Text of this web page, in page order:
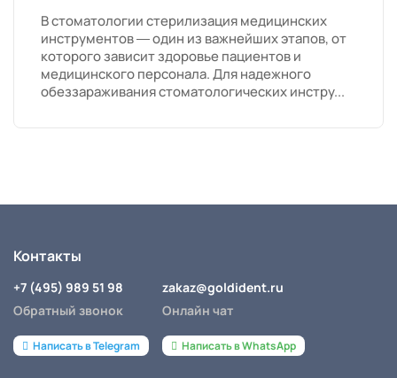
В стоматологии стерилизация медицинских
инструментов — один из важнейших этапов, от
которого зависит здоровье пациентов и
медицинского персонала. Для надежного
обеззараживания стоматологических инстру...
Контакты
+7 (495) 989 51 98
Обратный звонок
Написать в Telegram
zakaz@goldident.ru
Онлайн чат
Написать в WhatsApp